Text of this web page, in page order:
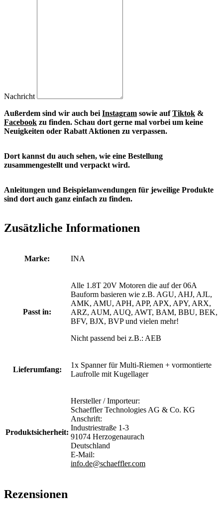
Nachricht
Außerdem sind wir auch bei Instagram sowie aufTiktok &
Facebook zu finden. Schau dort gerne mal vorbei um keine
Neuigkeiten oder Rabatt Aktionen zu verpassen.
Dort kannst du auch sehen, wie eine Bestellung
zusammengestellt und verpackt wird.
Anleitungen und Beispielanwendungen für jeweilige Produkte
sind dort auch ganz einfach zu finden.
Zusätzliche Informationen
Marke: INA
Passt in:
Alle 1.8T 20V Motoren die auf der 06A
Bauform basieren wie z.B. AGU, AHJ, AJL,
AMK, AMU, APH, APP, APX, APY, ARX,
ARZ, AUM, AUQ, AWT, BAM, BBU, BEK,
BFV, BJX, BVP und vielen mehr!
Nicht passend bei z.B.: AEB
Lieferumfang:
1x Spanner für Multi-Riemen + vormontierte
Laufrolle mit Kugellager
Produktsicherheit:
Hersteller / Importeur:
Schaeffler Technologies AG & Co. KG
Anschrift:
Industriestraße 1-3
91074 Herzogenaurach
Deutschland
E-Mail:
info.de@schaeffler.com
Rezensionen